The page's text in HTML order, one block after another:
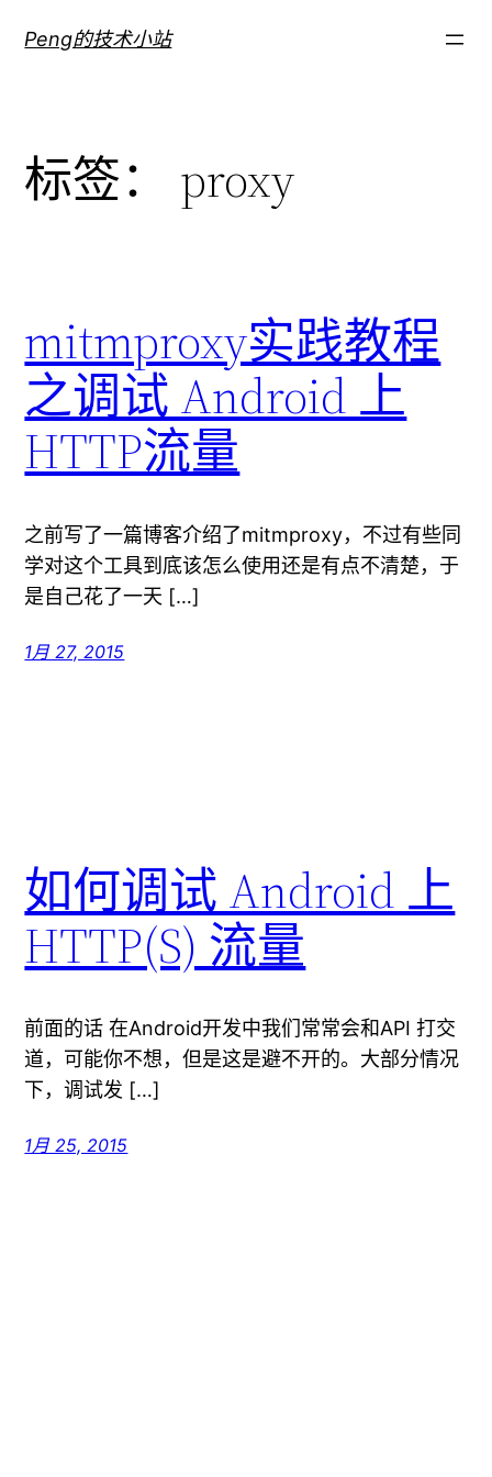
Peng的技术小站
标签： proxy
mitmproxy实践教程
之调试 Android 上
HTTP流量
之前写了一篇博客介绍了mitmproxy，不过有些同
学对这个工具到底该怎么使用还是有点不清楚，于
是自己花了一天 […]
1月 27, 2015
如何调试 Android 上
HTTP(S) 流量
前面的话 在Android开发中我们常常会和API 打交
道，可能你不想，但是这是避不开的。大部分情况
下，调试发 […]
1月 25, 2015